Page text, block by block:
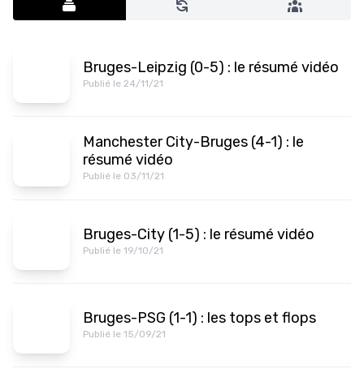
Bruges-Leipzig (0-5) : le résumé vidéo
Publié le 24/11/21
Manchester City-Bruges (4-1) : le
résumé vidéo
Publié le 03/11/21
Bruges-City (1-5) : le résumé vidéo
Publié le 19/10/21
Bruges-PSG (1-1) : les tops et flops
Publié le 15/09/21